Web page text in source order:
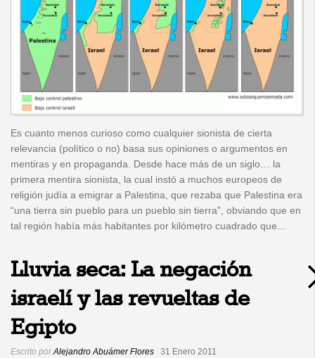
Es cuanto menos curioso como cualquier sionista de cierta
relevancia (político o no) basa sus opiniones o argumentos en
mentiras y en propaganda. Desde hace más de un siglo… la
primera mentira sionista, la cual instó a muchos europeos de
religión judía a emigrar a Palestina, que rezaba que Palestina era
“una tierra sin pueblo para un pueblo sin tierra”, obviando que en
tal región había más habitantes por kilómetro cuadrado que...
Lluvia seca: La negación
israelí y las revueltas de
Egipto
Escrito porAlejandro Abuámer Flores 31 Enero 2011